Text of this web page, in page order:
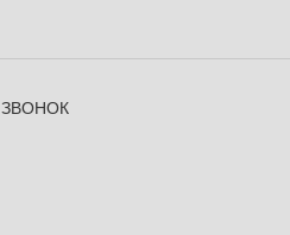
ЗВОНОК